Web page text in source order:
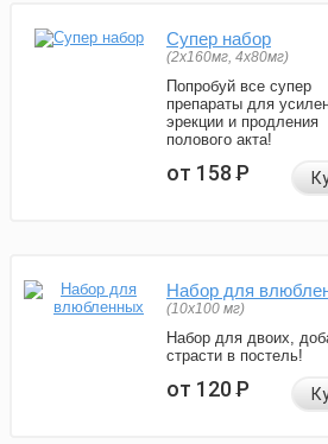
Супер набор
(2х160мг, 4х80мг)
Попробуй все супер
препараты для
эрекции и продления
полового акта!
от 158Р
Набор для
(10х100 мг)
Набор для двоих,
страсти в постель!
от 120Р